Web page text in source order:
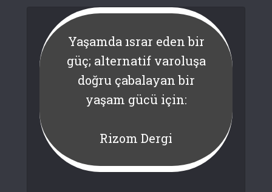
Yaşamda ısrar eden bir
güç; alternatif varoluşa
doğru çabalayan bir
yaşam gücü için:
Rizom Dergi